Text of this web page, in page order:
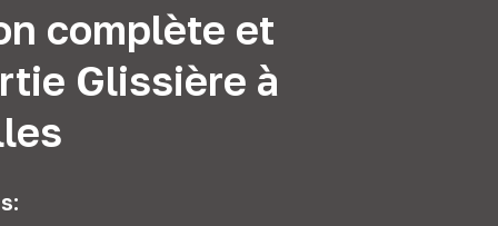
complète et
Glissière à